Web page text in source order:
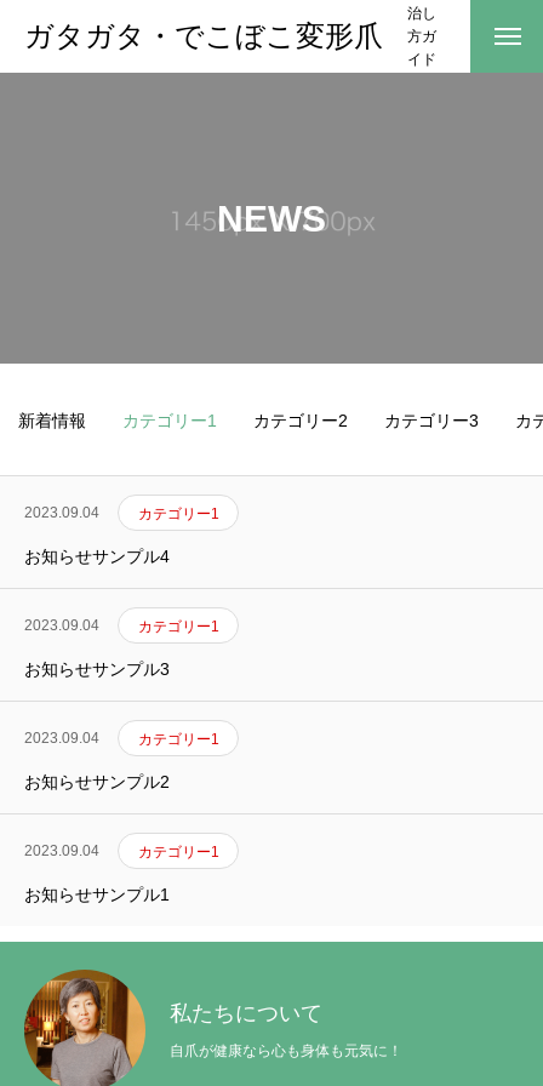
ガタガタ・でこぼこ変形爪
治し
方ガ
イド
私たちについて
ご予約方法
メールで問合せ
私たちについて 爪の治し方 ご予約方法 メールで問合せ
NEWS
新着情報 カテゴリー1 カテゴリー2 カテゴリー3 カ
2023.09.04 カテゴリー1
お知らせサンプル4
2023.09.04 カテゴリー1
お知らせサンプル3
2023.09.04 カテゴリー1
お知らせサンプル2
2023.09.04 カテゴリー1
お知らせサンプル1
私たちについて
自爪が健康なら心も身体も元気に！